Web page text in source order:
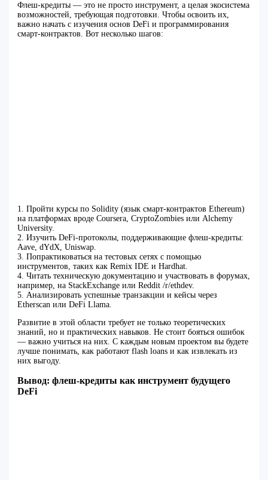
Флеш-кредиты — это не просто инструмент, а целая экосистема
возможностей, требующая подготовки. Чтобы освоить их,
важно начать с изучения основ DeFi и программирования
смарт-контрактов. Вот несколько шагов:
1. Пройти курсы по Solidity (язык смарт-контрактов Ethereum)
на платформах вроде Coursera, CryptoZombies или Alchemy
University.
2. Изучить DeFi-протоколы, поддерживающие флеш-кредиты:
Aave, dYdX, Uniswap.
3. Попрактиковаться на тестовых сетях с помощью
инструментов, таких как Remix IDE и Hardhat.
4. Читать техническую документацию и участвовать в форумах,
например, на StackExchange или Reddit /r/ethdev.
5. Анализировать успешные транзакции и кейсы через
Etherscan или DeFi Llama.
Развитие в этой области требует не только теоретических
знаний, но и практических навыков. Не стоит бояться ошибок
— важно учиться на них. С каждым новым проектом вы будете
лучше понимать, как работают flash loans и как извлекать из
них выгоду.
Вывод: флеш-кредиты как инструмент будущего
DeFi